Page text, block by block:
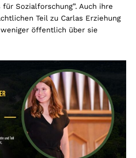
Sozialforschung”. Auch ihre
Teil zu Carlas Erziehung
öffentlich über sie